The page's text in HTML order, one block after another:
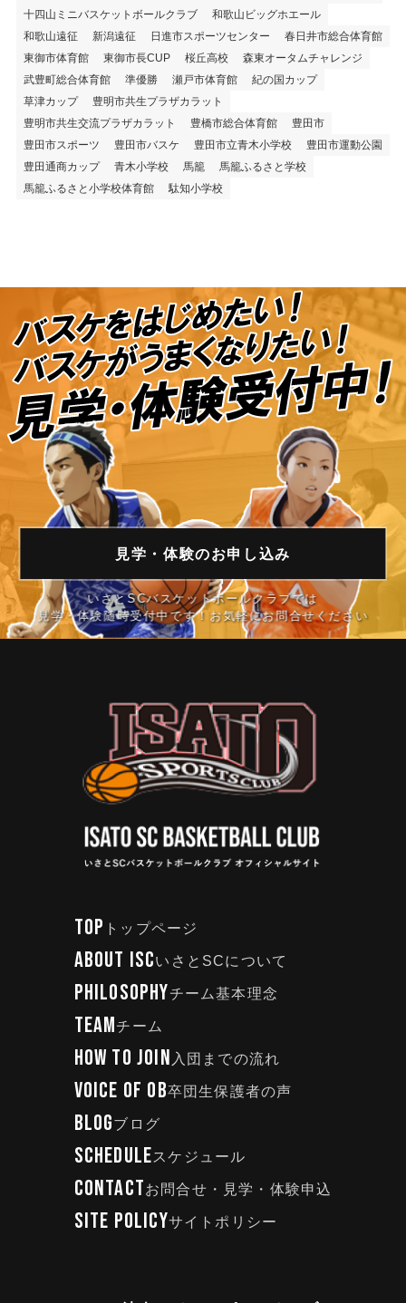
十四山ミニバスケットボールクラブ
和歌山ビッグホエール
和歌山遠征
新潟遠征 日進市スポーツセンター
春日井市総合体育館
東御市体育館
東御市長CUP 桜丘高校
森東オータムチャレンジ
武豊町総合体育館
準優勝 瀬戸市体育館
紀の国カップ
草津カップ
豊明市共生プラザカラット
豊明市共生交流プラザカラット
豊橋市総合体育館
豊田市
豊田市スポーツ
豊田市バスケ 豊田市立青木小学校
豊田市運動公園
豊田通商カップ
青木小学校 馬籠
馬籠ふるさと学校
馬籠ふるさと小学校体育館
駄知小学校
見学・体験のお申し込み
いさとSCバスケットボールクラブでは
見学・体験随時受付中です！お気軽にお問合せください
TOP トップページ
ABOUT ISCいさとSCについて
PHILOSOPHYチーム基本理念
TEAMチーム
HOW TO JOIN 入団までの流れ
VOICE OF OB卒団生保護者の声
BLOGブログ
SCHEDULEスケジュール
CONTACTお問合せ・見学・体験申込
SITE POLICYサイトポリシー